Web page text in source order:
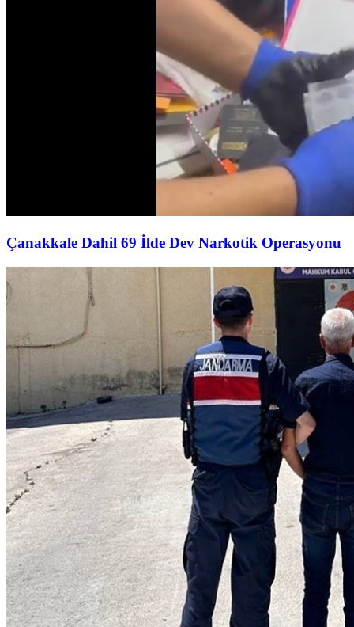
Çanakkale Dahil 69 İlde Dev Narkotik Operasyonu